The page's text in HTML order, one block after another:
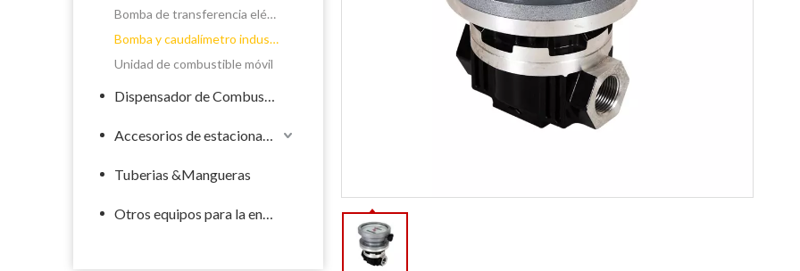
Bomba de transferencia eléctrica
Bomba y caudalímetro industrial
Unidad de combustible móvil
Dispensador de Combustible
Accesorios de estacionamiento de llenado
Tuberias &Mangueras
Otros equipos para la energía